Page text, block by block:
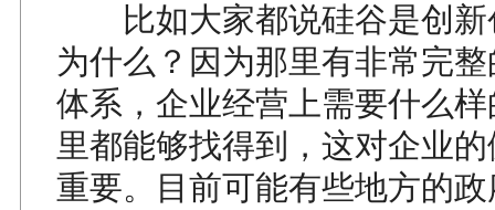
比如大家都说硅谷是创新
为什么？因为那里有非常完
体系，企业经营上需要什么
里都能够找得到，这对企业
重要。目前可能有些地方的